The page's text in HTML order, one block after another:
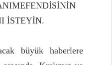
İSTEYİN.
büyük haberlere